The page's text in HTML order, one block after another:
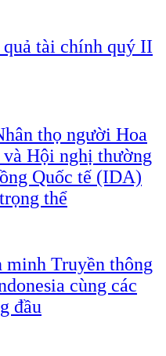
tài chính quý II
thọ người Hoa
Hội nghị thường
Quốc tế (IDA)
thể
Truyền thông
cùng các
đầu